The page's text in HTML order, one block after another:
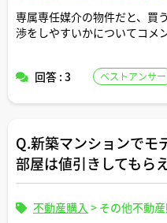
専属専任媒介の物件だと、買
渉をしやすいかについてコメ
回答 : 3 ベストアンサー
Q.新築マンションでモ
部屋は値引きしてもら
不動産購入 > その他不動